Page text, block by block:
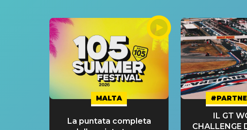
MALTA
La puntata completa
IL GT
CHALLENGE